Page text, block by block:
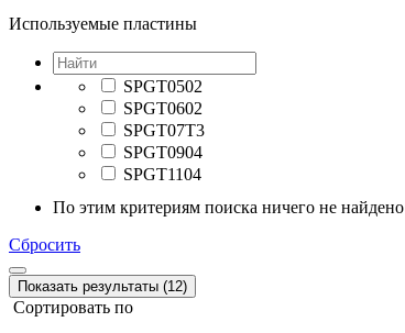
Используемые пластины
SPGT0502
SPGT0602
SPGT07T3
SPGT0904
SPGT1104
По этим критериям поиска ничего не найдено
Сбросить
Показать результаты (12)
Сортировать по